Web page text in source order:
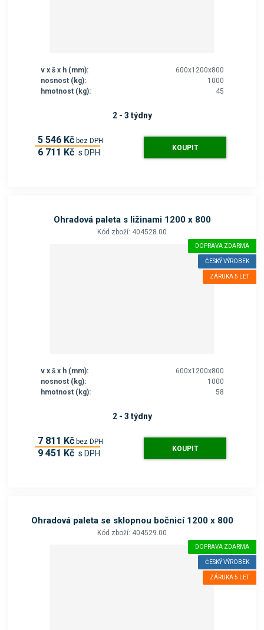
v x š x h (mm):
600x1200x800
nosnost (kg):
1000
hmotnost (kg):
45
2 - 3 týdny
5 546 Kč bez DPH
6 711 Kč s DPH KOUPIT
Ohradová paleta s ližinami 1200 x 800
Kód zboží: 404528.00
DOPRAVA ZDARMA
ČESKÝ VÝROBEK
ZÁRUKA 5 LET
v x š x h (mm):
600x1200x800
nosnost (kg):
1000
hmotnost (kg):
58
2 - 3 týdny
7 811 Kč bez DPH
9 451 Kč s DPH KOUPIT
Ohradová paleta se sklopnou bočnicí 1200 x 800
Kód zboží: 404529.00
DOPRAVA ZDARMA
ČESKÝ VÝROBEK
ZÁRUKA 5 LET